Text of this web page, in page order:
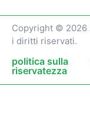
Copyright © 2026
i diritti riservati.
politica sulla
riservatezza